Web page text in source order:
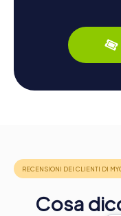
Cosa